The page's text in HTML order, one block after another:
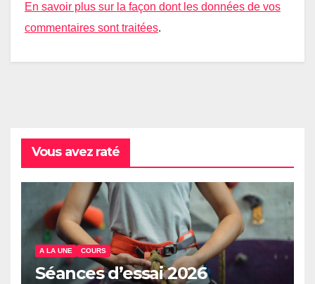
En savoir plus sur la façon dont les données de vos
commentaires sont traitées.
Vous avez raté
A LA UNE COURS
Séances d’essai 2026